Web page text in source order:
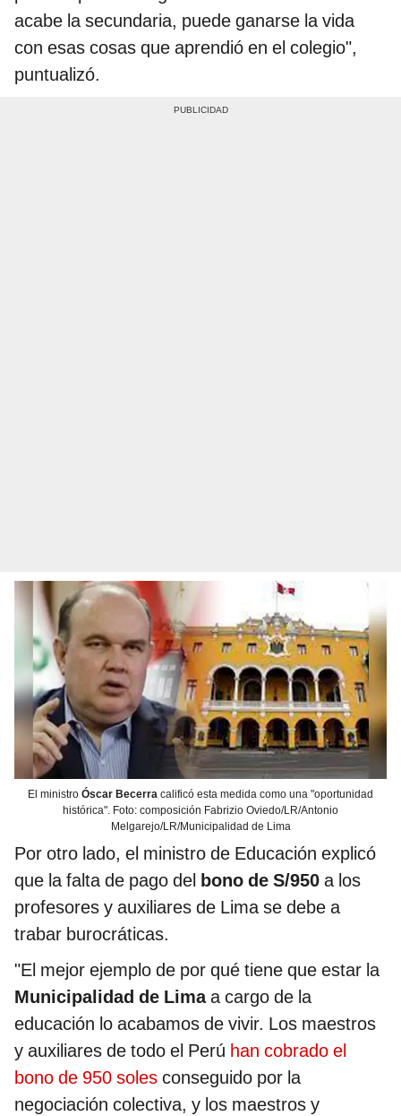
acabe la secundaria, puede ganarse la vida
con esas cosas que aprendió en el colegio",
puntualizó.
El ministro Óscar Becerra calificó esta medida como una "oportunidad
histórica". Foto: composición Fabrizio Oviedo/LR/Antonio
Melgarejo/LR/Municipalidad de Lima
Por otro lado, el ministro de Educación explicó
que la falta de pago del bono de S/950 a los
profesores y auxiliares de Lima se debe a
trabar burocráticas.
"El mejor ejemplo de por qué tiene que estar la
Municipalidad de Limaa cargo de la
educación lo acabamos de vivir. Los maestros
y auxiliares de todo el Perú han cobrado el
bono de 950 soles conseguido por la
negociación colectiva, y los maestros y